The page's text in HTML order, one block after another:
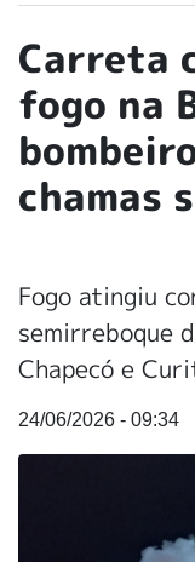
Carreta
fogo na
chamas
Fogo atingiu
semirreboque
Chapecó e
24/06/2026 - 09:34